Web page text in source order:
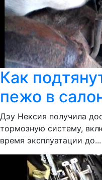
Как
пежо в
Дэу Нексия получила
тормозную систему,
время эксплуатации до...